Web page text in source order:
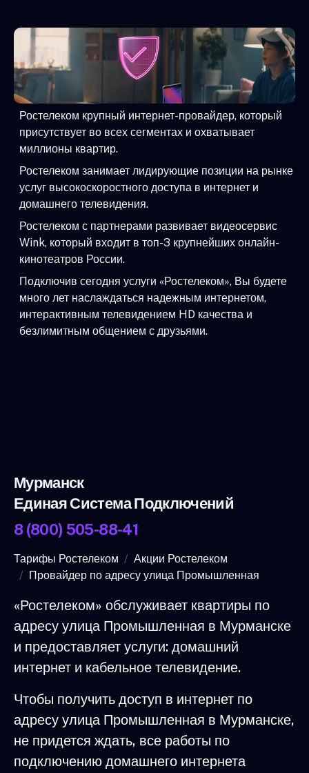
Ростелеком крупный интернет-провайдер, который
присутствует во всех сегментах и охватывает
миллионы квартир.
Ростелеком занимает лидирующие позиции на рынке
услуг высокоскоростного доступа в интернет и
домашнего телевидения.
Ростелеком с партнерами развивает видеосервис
Wink, который входит в топ-3 крупнейших онлайн-
кинотеатров России.
Подключив сегодня услуги «Ростелеком», Вы будете
много лет наслаждаться надежным интернетом,
интерактивным телевидением HD качества и
безлимитным общением с друзьями.
Мурманск
Единая Система Подключений
8 (800) 505-88-41
Тарифы Ростелеком
Акции Ростелеком
Провайдер по адресу улица Промышленная
«Ростелеком» обслуживает квартиры по
адресу улица Промышленная в Мурманске
и предоставляет услуги: домашний
интернет и кабельное телевидение.
Чтобы получить доступ в интернет по
адресу улица Промышленная в Мурманске,
не придется ждать, все работы по
подключению домашнего интернета